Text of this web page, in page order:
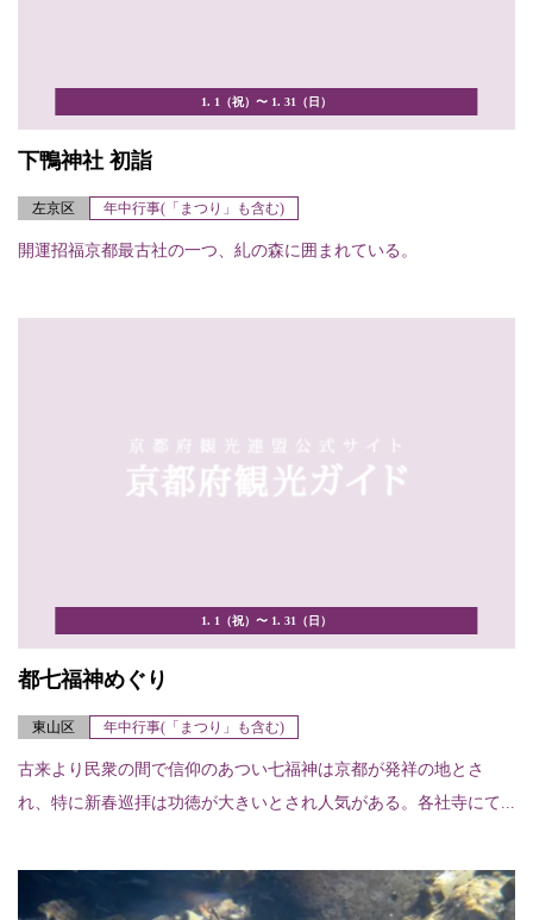
1. 1（祝）〜 1. 31（日）
下鴨神社 初詣
左京区 年中行事(「まつり」も含む)
開運招福京都最古社の一つ、糺の森に囲まれている。
1. 1（祝）〜 1. 31（日）
都七福神めぐり
東山区 年中行事(「まつり」も含む)
古来より民衆の間で信仰のあつい七福神は京都が発祥の地とさ
れ、特に新春巡拝は功徳が大きいとされ人気がある。各社寺にて...